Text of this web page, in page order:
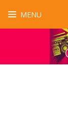
MENU